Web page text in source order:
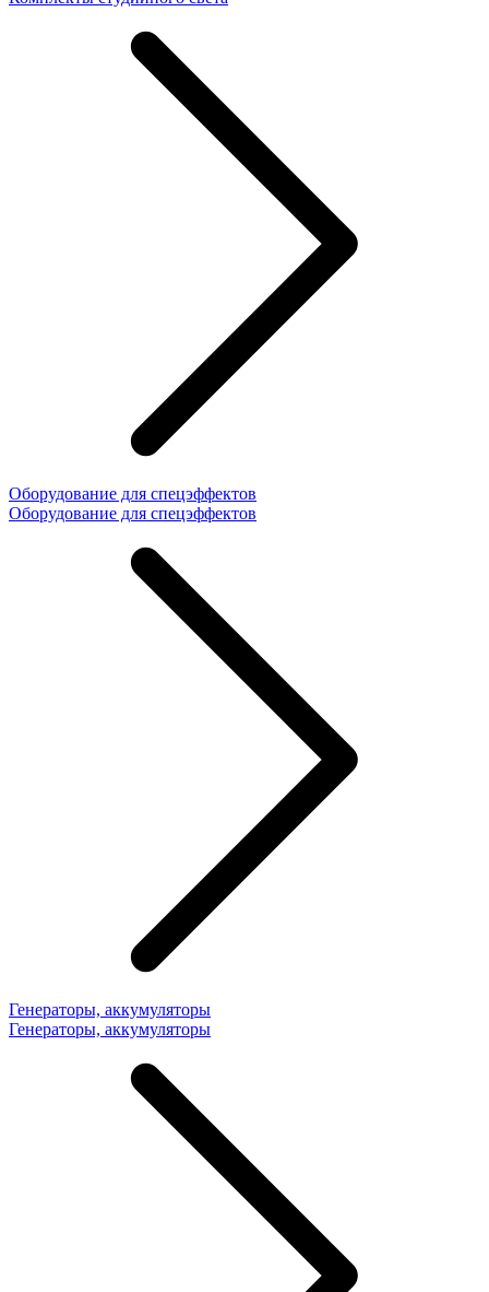
Оборудование для спецэффектов
Оборудование для спецэффектов
Генераторы, аккумуляторы
Генераторы, аккумуляторы